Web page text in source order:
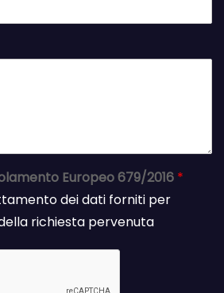
Europeo 679/2016 *
dei dati forniti per
richiesta pervenuta